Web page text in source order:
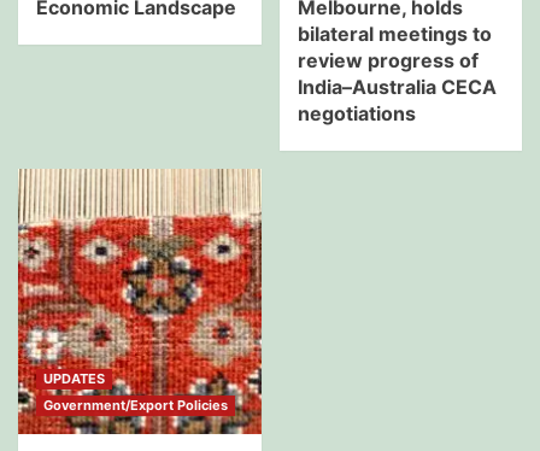
Economic Landscape
Melbourne, holds
bilateral meetings to
review progress of
India–Australia CECA
negotiations
UPDATES
Government/Export Policies